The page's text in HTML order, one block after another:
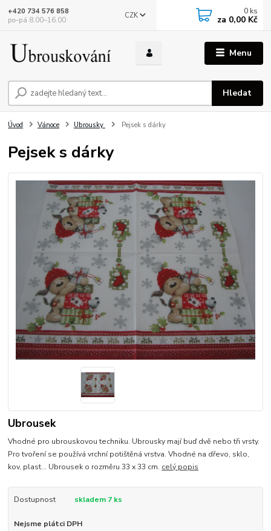
Menu
CZK
Hledat
+420 734 576 858
po–pá 8.00–16.00
0 ks
za 0,00 Kč
Úvod Vánoce Ubrousky Pejsek s dárky
Pejsek s dárky
Ubrousek
Vhodné pro ubrouskovou techniku. Ubrousky mají buď dvě nebo tři vrsty.
Pro tvoření se používá vrchní potištěná vrstva. Vhodné na dřevo, sklo,
kov, plast... Ubrousek o rozměru 33 x 33 cm. celý popis
Dostupnost skladem 7 ks
Nejsme plátci DPH